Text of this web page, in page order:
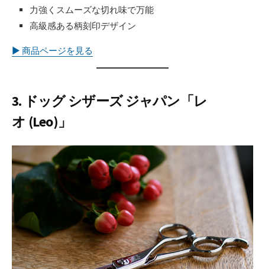
力強くスムーズな切れ味で万能
高級感ある柄刻印デザイン
▶︎ 商品ページを見る
3. ドッグ シザーズ ジャパン「レ
オ (Leo)」